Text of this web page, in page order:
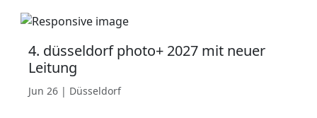
4. düsseldorf photo+ 2027 mit neuer
Leitung
Jun 26 | Düsseldorf